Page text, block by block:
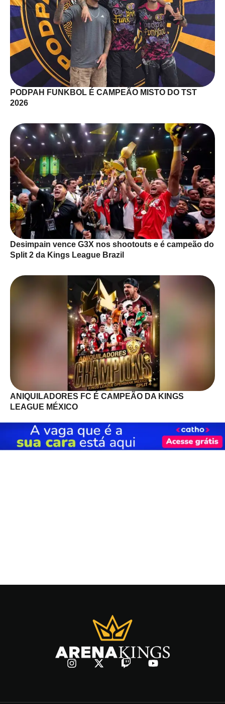
PODPAH FUNKBOL É CAMPEÃO MISTO DO TST
2026
Desimpain vence G3X nos shootouts e é campeão do
Split 2 da Kings League Brazil
ANIQUILADORES FC É CAMPEÃO DA KINGS
LEAGUE MÉXICO